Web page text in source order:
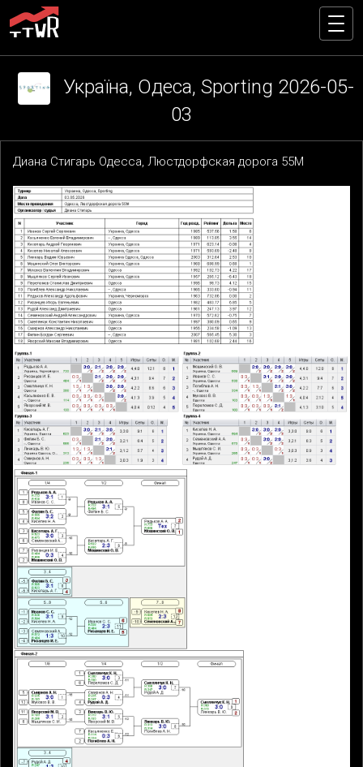
Україна, Одеса, Sporting 2026-05-
03
Диана Стигарь Одесса, Люстдорфская дорога 55М